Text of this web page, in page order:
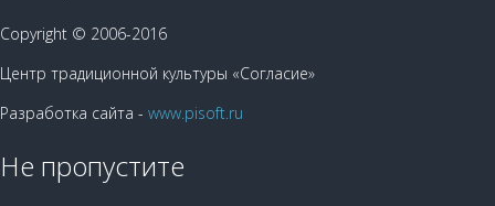
Copyright © 2006-2016
Центр традиционной культуры «Согласие»
Разработка сайта - www.pisoft.ru
Не пропустите